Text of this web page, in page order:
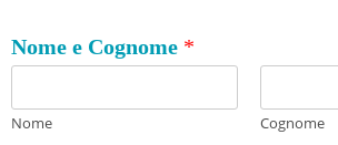
Nome e Cognome *
Nome Cognome